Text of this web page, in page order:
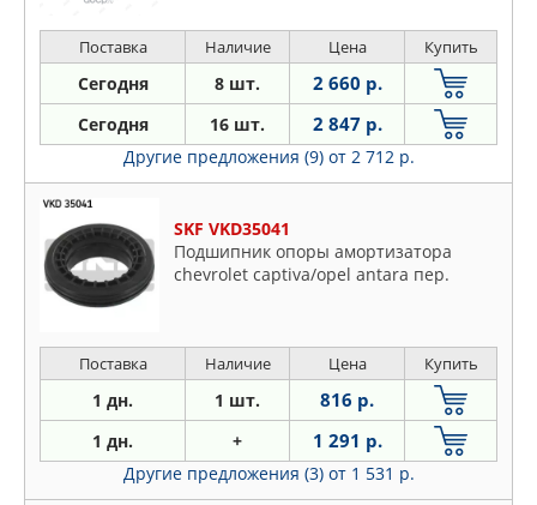
(2009-), Carens WAGON 7P (2012-2016),
Sorento KU81, XM (2012-), Sportage SL
(2010-2015)
Поставка Наличие Цена Купить
Сегодня 8 шт. 2 660 р.
Сегодня 16 шт. 2 847 р.
Другие предложения (9) от 2 712 р.
SKF VKD35041
Подшипник опоры амортизатора
chevrolet captiva/opel antara пер.
Поставка Наличие Цена Купить
1 дн. 1 шт. 816 р.
1 дн. + 1 291 р.
Другие предложения (3) от 1 531 р.